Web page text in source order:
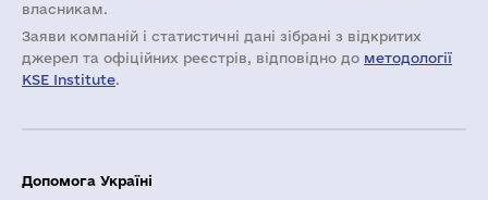
власникам.
Заяви компаній i статистичні дані зібрані з відкритих
джерел та офіційних реєстрів, відповідно до методології
KSE Institute.
Допомога Україні